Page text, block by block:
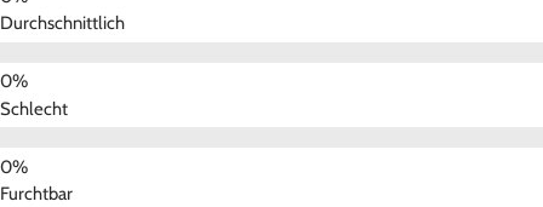
Durchschnittlich
Schlecht
Furchtbar